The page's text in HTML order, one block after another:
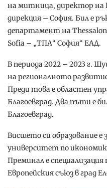
на митница, директор на
дирекция – София. Бил е
департамент на
Sofia – „ТПА“ София“ ЕАД.
В периода 2022 – 2023 г.
на регионалното
Преди това е областен
Благоевград. Два пъти е
Благоевград.
Висшето си образование
университет по
Преминал е
Европейския съюз в град